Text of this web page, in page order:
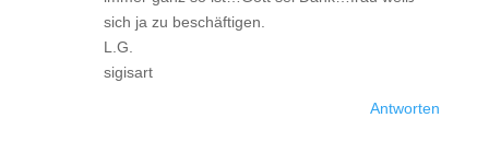
sich ja zu beschäftigen.
L.G.
sigisart
Antworten